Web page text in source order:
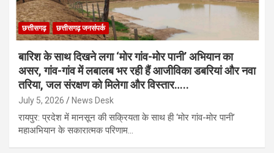
छत्तीसगढ़ छत्तीसगढ़ जनसंपर्क
बारिश के साथ दिखने लगा ‘मोर गांव-मोर पानी’ अभियान का
असर, गांव-गांव में लबालब भर रही हैं आजीविका डबरियां और नवा
तरिया, जल संरक्षण को मिलेगा और विस्तार…..
July 5, 2026 News Desk
रायपुर: प्रदेश में मानसून की सक्रियता के साथ ही ‘मोर गांव-मोर पानी’
महाअभियान के सकारात्मक परिणाम…